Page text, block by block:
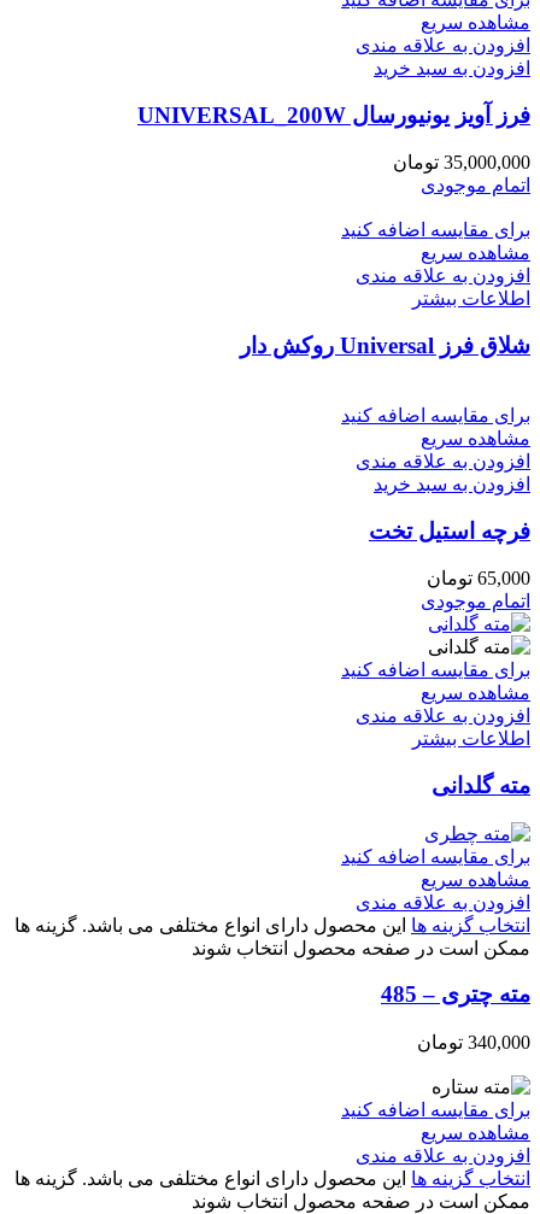
مشاهده سریع
افزودن به علاقه مندی
افزودن به سبد خرید
فرز آویز یونیورسال UNIVERSAL_200W
35,000,000 تومان
اتمام موجودی
برای مقایسه اضافه کنید
مشاهده سریع
افزودن به علاقه مندی
اطلاعات بیشتر
شلاق فرز Universal روکش دار
برای مقایسه اضافه کنید
مشاهده سریع
افزودن به علاقه مندی
افزودن به سبد خرید
فرچه استیل تخت
65,000 تومان
اتمام موجودی
برای مقایسه اضافه کنید
مشاهده سریع
افزودن به علاقه مندی
اطلاعات بیشتر
مته گلدانی
برای مقایسه اضافه کنید
مشاهده سریع
افزودن به علاقه مندی
انتخاب گزینه ها این محصول دارای انواع مختلفی می باشد. گزینه ها
ممکن است در صفحه محصول انتخاب شوند
مته چتری – 485
340,000 تومان
برای مقایسه اضافه کنید
مشاهده سریع
افزودن به علاقه مندی
انتخاب گزینه ها این محصول دارای انواع مختلفی می باشد. گزینه ها
ممکن است در صفحه محصول انتخاب شوند